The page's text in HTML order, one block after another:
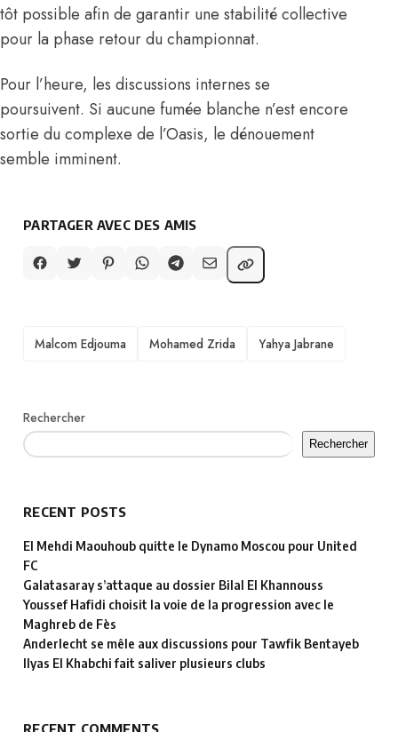
tôt possible afin de garantir une stabilité collective
pour la phase retour du championnat.
Pour l’heure, les discussions internes se
poursuivent. Si aucune fumée blanche n’est encore
sortie du complexe de l’Oasis, le dénouement
semble imminent.
PARTAGER AVEC DES AMIS
TAGS
Malcom Edjouma Mohamed Zrida Yahya Jabrane
Rechercher
Rechercher
RECENT POSTS
El Mehdi Maouhoub quitte le Dynamo Moscou pour United
FC
Galatasaray s’attaque au dossier Bilal El Khannouss
Youssef Hafidi choisit la voie de la progression avec le
Maghreb de Fès
Anderlecht se mêle aux discussions pour Tawfik Bentayeb
Ilyas El Khabchi fait saliver plusieurs clubs
RECENT COMMENTS